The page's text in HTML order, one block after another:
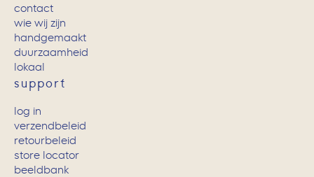
contact
wie wij zijn
handgemaakt
duurzaamheid
lokaal
support
log in
verzendbeleid
retourbeleid
store locator
beeldbank